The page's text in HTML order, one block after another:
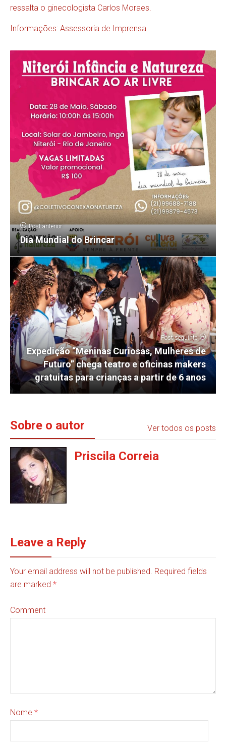
ressalta o ginecologista Carlos Moraes.
Informações: Assessoria de Imprensa.
Post anterior
Dia Mundial do Brincar
Post seguinte
Expedição “Meninas Curiosas, Mulheres de
Futuro” chega teatro e oficinas makers
gratuitas para crianças a partir de 6 anos
Sobre o autor Ver todos os posts
Priscila Correia
Leave a Reply
Your email address will not be published. Required fields
are marked *
Comment
Nome *